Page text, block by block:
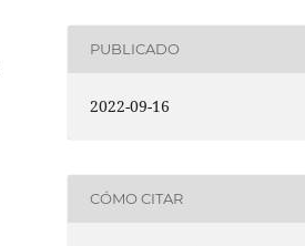
PUBLICADO
2022-09-16
CÓMO CITAR